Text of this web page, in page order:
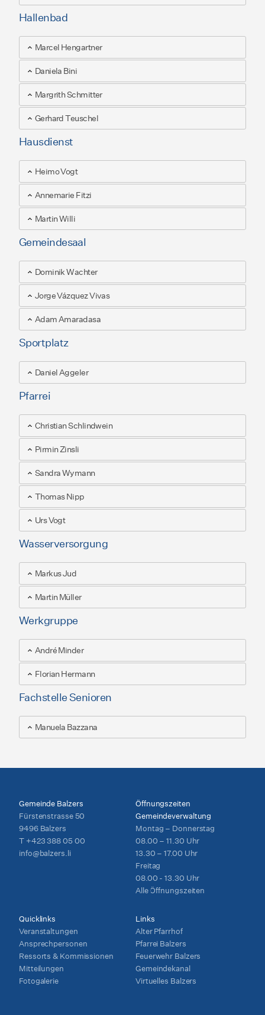
Hallenbad
Marcel Hengartner
Daniela Bini
Margrith Schmitter
Gerhard Teuschel
Hausdienst
Heimo Vogt
Annemarie Fitzi
Martin Willi
Gemeindesaal
Dominik Wachter
Jorge Vázquez Vivas
Adam Amaradasa
Sportplatz
Daniel Aggeler
Pfarrei
Christian Schlindwein
Pirmin Zinsli
Sandra Wymann
Thomas Nipp
Urs Vogt
Wasserversorgung
Markus Jud
Martin Müller
Werkgruppe
André Minder
Florian Hermann
Fachstelle Senioren
Manuela Bazzana
Gemeinde Balzers
Fürstenstrasse 50
9496 Balzers
T +423 388 05 00
info@balzers.li
Öffnungszeiten
Gemeindeverwaltung
Montag – Donnerstag
08.00 – 11.30 Uhr
13.30 – 17.00 Uhr
Freitag
08.00 - 13.30 Uhr
Alle Öffnungszeiten
Quicklinks
Veranstaltungen
Ansprechpersonen
Ressorts & Kommissionen
Mitteilungen
Fotogalerie
Links
Alter Pfarrhof
Pfarrei Balzers
Feuerwehr Balzers
Gemeindekanal
Virtuelles Balzers